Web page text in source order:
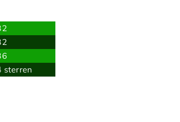
sterren